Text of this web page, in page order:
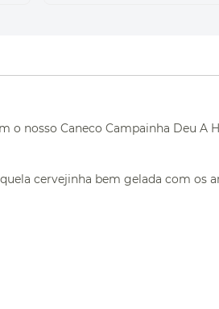
o nosso Caneco Campainha Deu A
cervejinha bem gelada com os